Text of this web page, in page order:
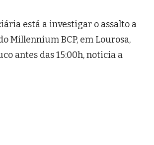
está a investigar o assalto a
Millennium BCP, em Lourosa,
antes das 15:00h, noticia a